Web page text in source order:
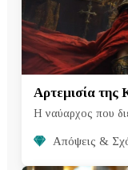
Αρτεμισία της
Η ναύαρχος που
Απόψεις &